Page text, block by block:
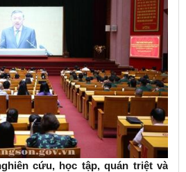
cứu, học tập, quán triệt và